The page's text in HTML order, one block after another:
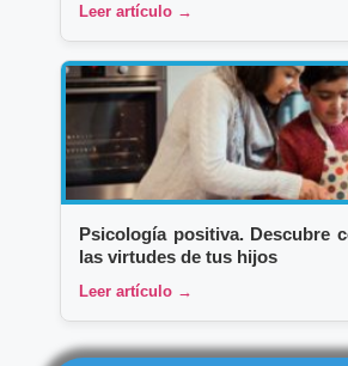
Leer artículo →
Psicología positiva. Descubre
las virtudes de tus hijos
Leer artículo →